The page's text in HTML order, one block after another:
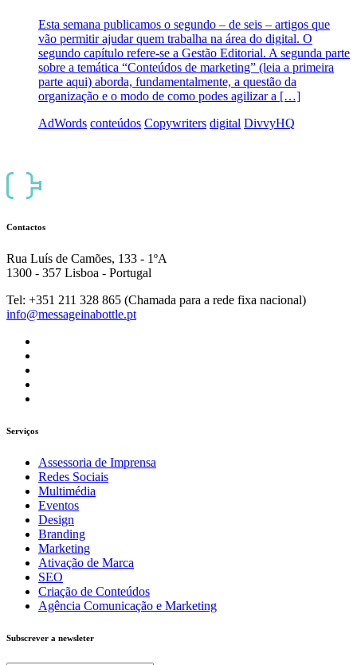
Esta semana publicamos o segundo – de seis – artigos que
vão permitir ajudar quem trabalha na área do digital. O
segundo capítulo refere-se a Gestão Editorial. A segunda parte
sobre a temática “Conteúdos de marketing” (leia a primeira
parte aqui) aborda, fundamentalmente, a questão da
organização e o modo de como podes agilizar a […]
AdWords conteúdos Copywriters digital DivvyHQ
Contactos
Rua Luís de Camões, 133 - 1ºA
1300 - 357 Lisboa - Portugal
Tel: +351 211 328 865 (Chamada para a rede fixa nacional)
info@messageinabottle.pt
Serviços
Assessoria de Imprensa
Redes Sociais
Multimédia
Eventos
Design
Branding
Marketing
Ativação de Marca
SEO
Criação de Conteúdos
Agência Comunicação e Marketing
Subscrever a newsleter